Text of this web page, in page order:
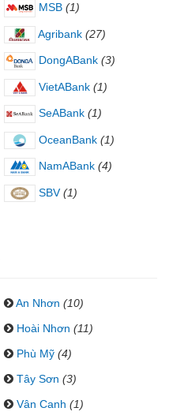
MSB (1)
Agribank (27)
DongABank (3)
VietABank (1)
SeABank (1)
OceanBank (1)
NamABank (4)
SBV (1)
An Nhơn (10)
Hoài Nhơn (11)
Phù Mỹ (4)
Tây Sơn (3)
Vân Canh (1)